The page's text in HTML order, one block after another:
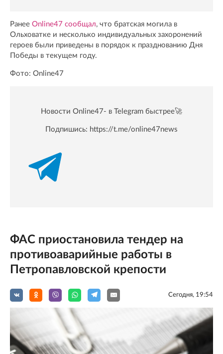
Ранее Online47 сообщал, что братская могила в
Ольховатке и несколько индивидуальных захоронений
героев были приведены в порядок к празднованию Дня
Победы в текущем году.
Фото: Online47
Новости Online47- в Telegram быстрее🚀
Подпишись: https://t.me/online47news
ФАС приостановила тендер на
противоаварийные работы в
Петропавловской крепости
Сегодня, 19:54